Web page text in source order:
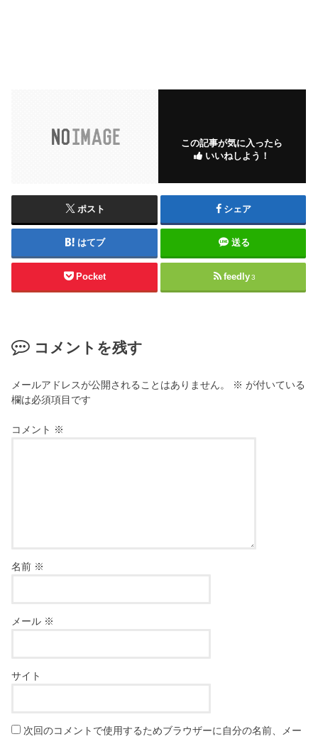
この記事が気に入ったら
いいねしよう！
ポスト シェア
はてブ 送る
Pocket feedly 3
コメントを残す
メールアドレスが公開されることはありません。 ※ が付いている
欄は必須項目です
コメント ※
名前 ※
メール ※
サイト
次回のコメントで使用するためブラウザーに自分の名前、メー